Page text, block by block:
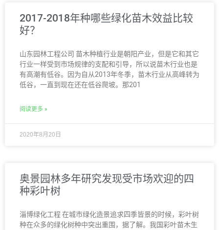
2017-2018年种哪些绿化苗木效益比较
好？
山东园林工程公司 苗木种植行业是朝阳产业，但是它和其它
行业一样受到市场规律的支配和引导，所以说苗木行业也是
有高潮有低谷。因为自从2013年冬季，苗木行业从高峰转为
低谷，一直到现在还在低谷爬坡。那201
阅读更多 »
2020年8月20日
奥景园林多年研究发现受市场欢迎的四
种彩叶树
淄博绿化工程 在城市绿化造景追求四季皆景的时候，彩叶树
种在众多的绿化树种中突出重围，据了解。我国彩叶苗木生